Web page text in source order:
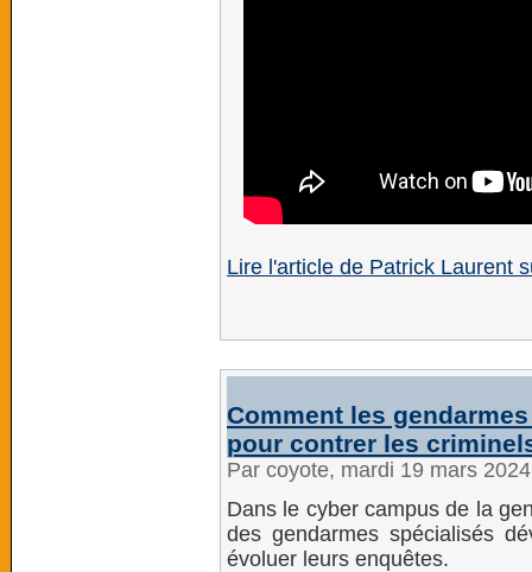
Lire l'article de Patrick Laurent
Comment les
pour contrer les
Par coyote, mardi 19 mars
Dans le cyber campus de la
des gendarmes spécialisés
évoluer leurs enquêtes.